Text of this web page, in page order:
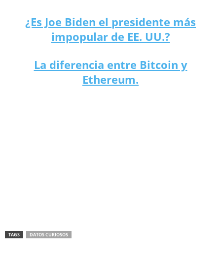
¿Es Joe Biden el presidente más
impopular de EE. UU.?
La diferencia entre Bitcoin y
Ethereum.
TAGS DATOS CURIOSOS